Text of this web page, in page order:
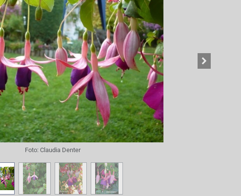
Foto: Claudia Denter